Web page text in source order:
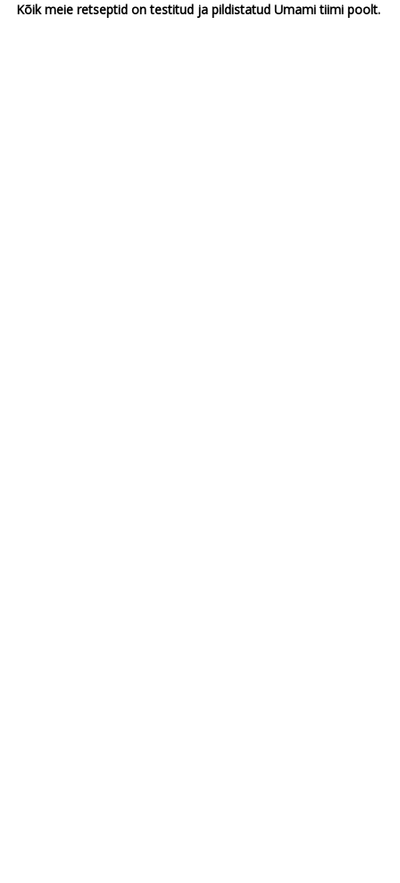
Kõik meie retseptid on testitud ja pildistatud Umami tiimi poolt.